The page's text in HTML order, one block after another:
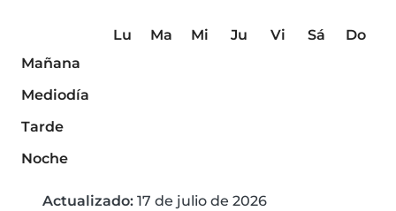
Lu Ma Mi Ju Vi Sá
Do
Mañana
Mediodía
Tarde
Noche
Actualizado: 17 de julio de 2026